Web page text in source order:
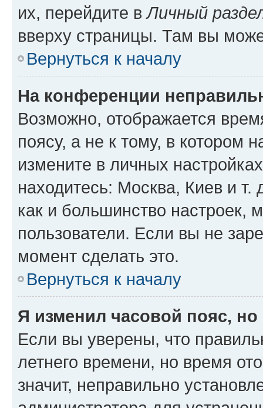
их, перейдите вЛичный
вверху страницы. Там вы
Вернуться к началу
На конференции
Возможно, отображается
поясу, а не к тому, в котором
измените в личных
находитесь: Москва, Киев и т.
как и большинство настроек,
пользователи. Если вы не
момент сделать это.
Вернуться к началу
Я изменил часовой пояс,
Если вы уверены, что
летнего времени, но время
значит, неправильно